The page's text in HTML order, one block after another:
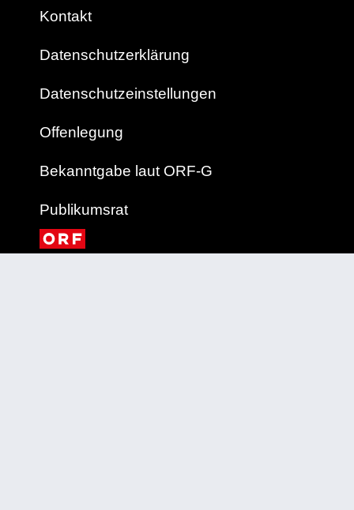
Kontakt
Datenschutzerklärung
Datenschutzeinstellungen
Offenlegung
Bekanntgabe laut ORF-G
Publikumsrat